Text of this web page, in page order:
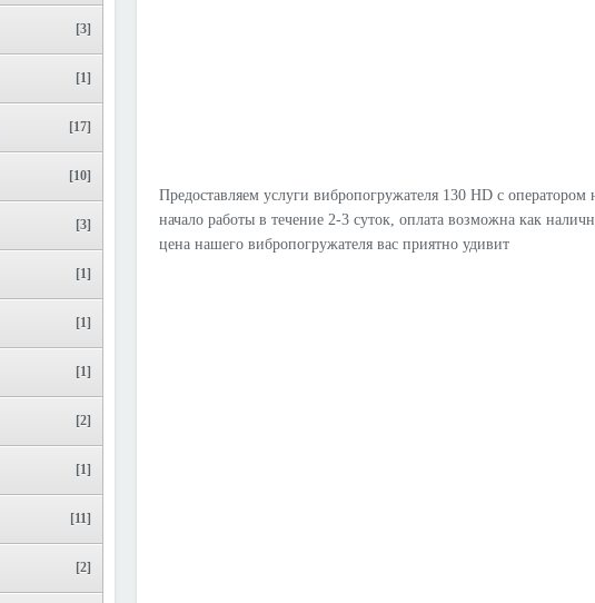
[3]
[1]
[17]
[10]
[3]
[1]
[1]
[1]
[2]
[1]
[11]
[2]
Предоставляем услуги вибропогружателя 130 HD с оператором
начало работы в течение 2-3 суток, оплата возможна как
цена нашего вибропогружателя вас приятно удивит